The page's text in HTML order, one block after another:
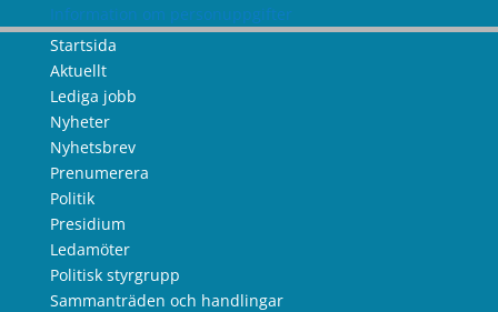
Information om personuppgifter
Startsida
Aktuellt
Lediga jobb
Nyheter
Nyhetsbrev
Prenumerera
Politik
Presidium
Ledamöter
Politisk styrgrupp
Sammanträden och handlingar